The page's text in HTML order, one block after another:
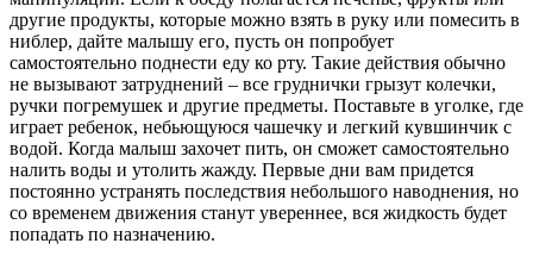
другие продукты, которые можно взять в руку или помесить в
ниблер, дайте малышу его, пусть он попробует
самостоятельно поднести еду ко рту. Такие действия обычно
не вызывают затруднений – все груднички грызут колечки,
ручки погремушек и другие предметы. Поставьте в уголке, где
играет ребенок, небьющуюся чашечку и легкий кувшинчик с
водой. Когда малыш захочет пить, он сможет самостоятельно
налить воды и утолить жажду. Первые дни вам придется
постоянно устранять последствия небольшого наводнения, но
со временем движения станут увереннее, вся жидкость будет
попадать по назначению.